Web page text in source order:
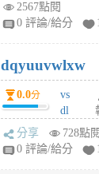
tu
6
個
月
前
2567點閱
0 評論/給分
dqyuuvwlxw
0.0分
vs
dl
sq
fy
分享
728點閱
0 評論/給分